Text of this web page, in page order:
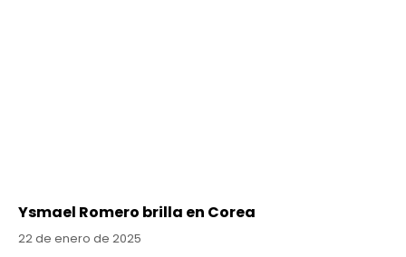
Ysmael Romero brilla en Corea
22 de enero de 2025